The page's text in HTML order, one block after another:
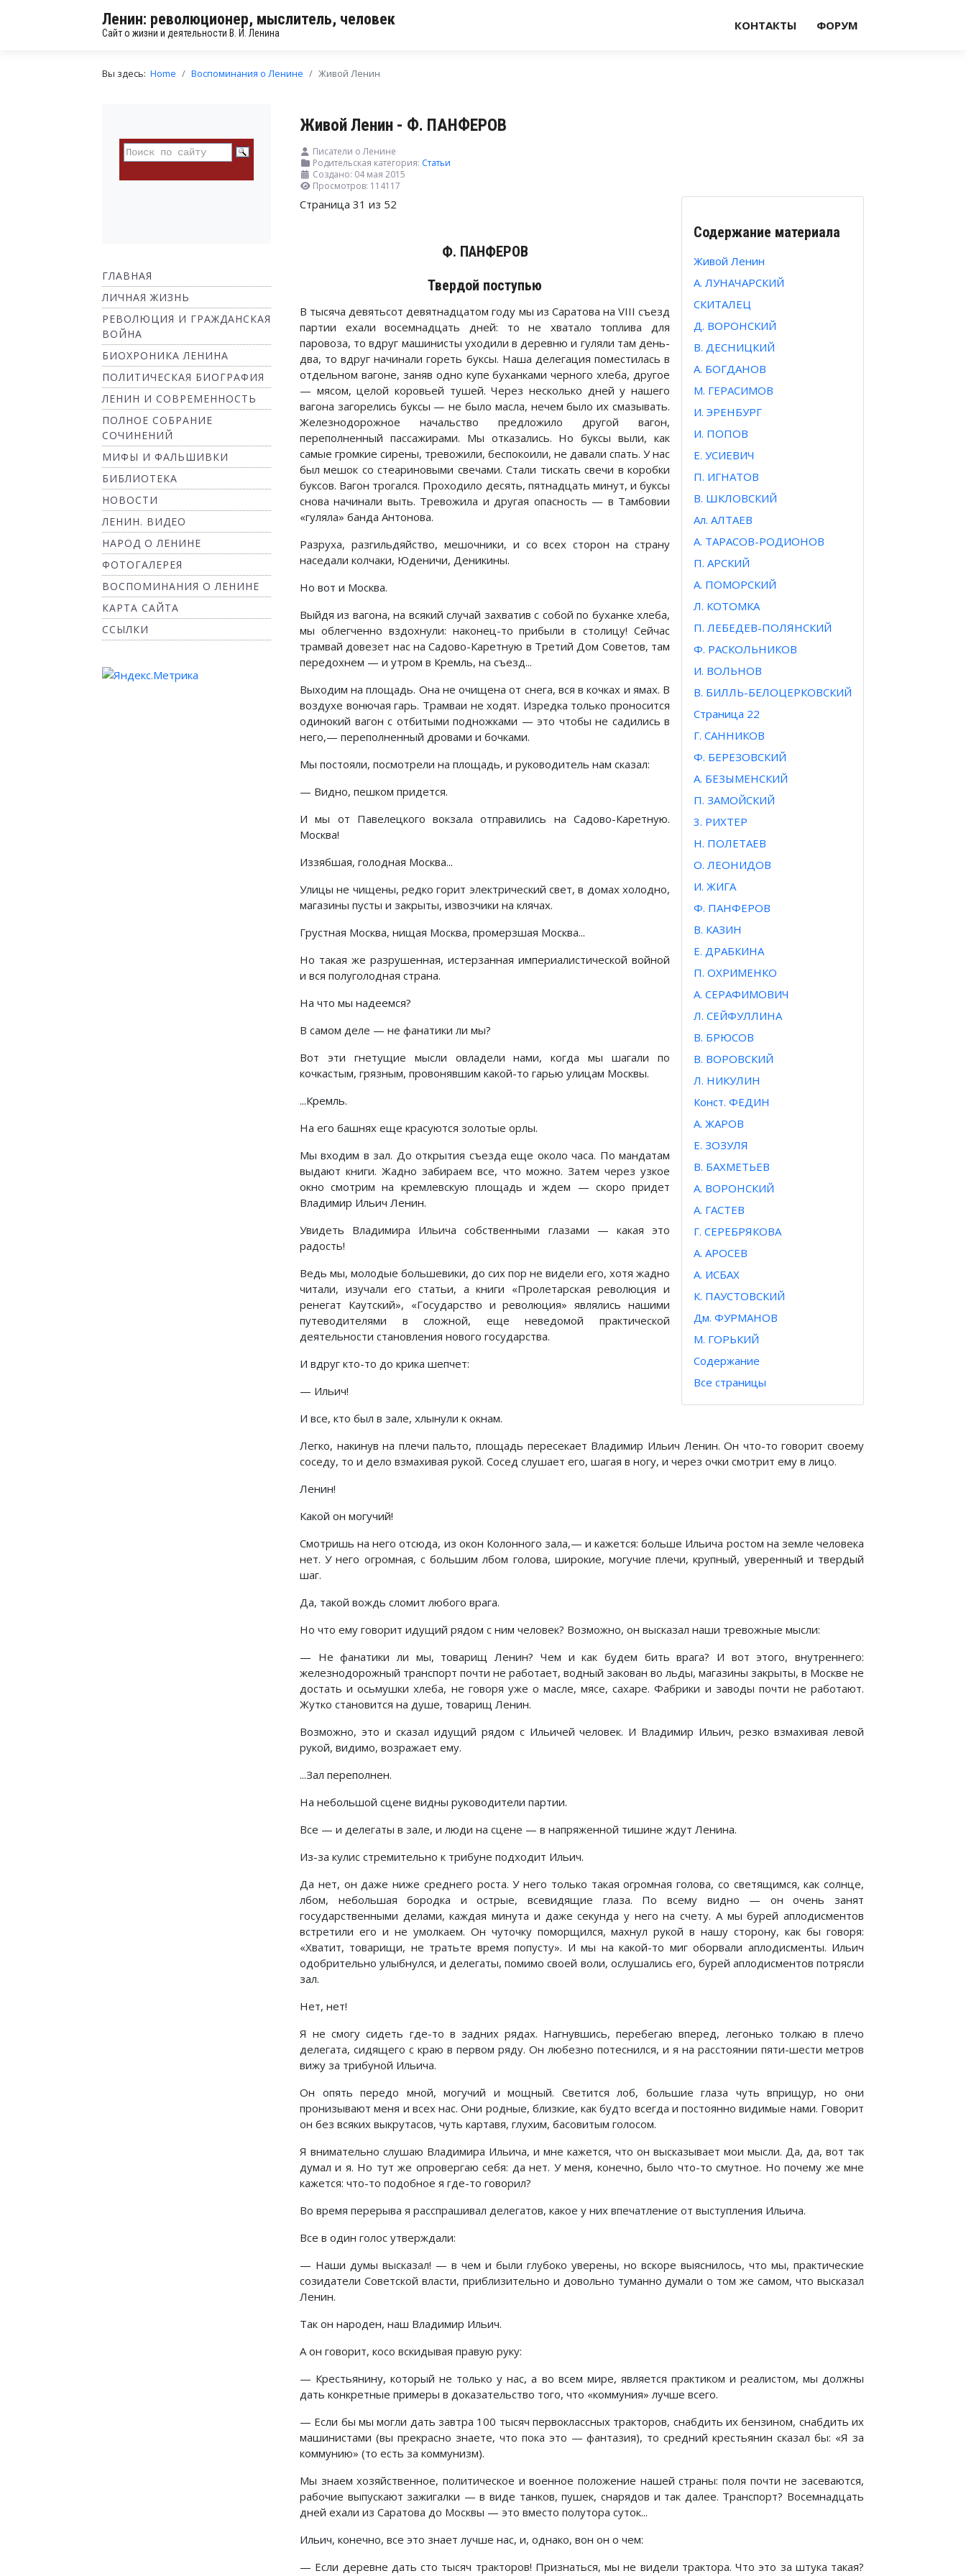
Ленин: революционер, мыслитель, человек
Сайт о жизни и деятельности В. И. Ленина
КОНТАКТЫ ФОРУМ
Вы здесь: Home Воспоминания о Ленине Живой Ленин
ГЛАВНАЯ
ЛИЧНАЯ ЖИЗНЬ
РЕВОЛЮЦИЯ И ГРАЖДАНСКАЯ
ВОЙНА
БИОХРОНИКА ЛЕНИНА
ПОЛИТИЧЕСКАЯ БИОГРАФИЯ
ЛЕНИН И СОВРЕМЕННОСТЬ
ПОЛНОЕ СОБРАНИЕ
СОЧИНЕНИЙ
МИФЫ И ФАЛЬШИВКИ
БИБЛИОТЕКА
НОВОСТИ
ЛЕНИН. ВИДЕО
НАРОД О ЛЕНИНЕ
ФОТОГАЛЕРЕЯ
ВОСПОМИНАНИЯ О ЛЕНИНЕ
КАРТА САЙТА
ССЫЛКИ
Живой Ленин - Ф. ПАНФЕРОВ
Писатели о Ленине
Родительская категория: Статьи
Создано: 04 мая 2015
Просмотров: 114117
Содержание материала
Живой Ленин
А. ЛУНАЧАРСКИЙ
СКИТАЛЕЦ
Д. ВОРОНСКИЙ
В. ДЕСНИЦКИЙ
А. БОГДАНОВ
М. ГЕРАСИМОВ
И. ЭРЕНБУРГ
И. ПОПОВ
Е. УСИЕВИЧ
П. ИГНАТОВ
В. ШКЛОВСКИЙ
Ал. АЛТАЕВ
А. ТАРАСОВ-РОДИОНОВ
П. АРСКИЙ
А. ПОМОРСКИЙ
Л. КОТОМКА
П. ЛЕБЕДЕВ-ПОЛЯНСКИЙ
Ф. РАСКОЛЬНИКОВ
И. ВОЛЬНОВ
В. БИЛЛЬ-БЕЛОЦЕРКОВСКИЙ
Страница 22
Г. САННИКОВ
Ф. БЕРЕЗОВСКИЙ
А. БЕЗЫМЕНСКИЙ
П. ЗАМОЙСКИЙ
3. РИХТЕР
Н. ПОЛЕТАЕВ
О. ЛЕОНИДОВ
И. ЖИГА
Ф. ПАНФЕРОВ
В. КАЗИН
Е. ДРАБКИНА
П. ОХРИМЕНКО
А. СЕРАФИМОВИЧ
Л. СЕЙФУЛЛИНА
В. БРЮСОВ
В. ВОРОВСКИЙ
Л. НИКУЛИН
Конст. ФЕДИН
А. ЖАРОВ
Е. ЗОЗУЛЯ
В. БАХМЕТЬЕВ
А. ВОРОНСКИЙ
А. ГАСТЕВ
Г. СЕРЕБРЯКОВА
A. APOCEB
А. ИСБАХ
К. ПАУСТОВСКИЙ
Дм. ФУРМАНОВ
М. ГОРЬКИЙ
Содержание
Все страницы
Страница 31 из 52
Ф. ПАНФЕРОВ
Твердой поступью
В тысяча девятьсот девятнадцатом году мы из Саратова на VIII съезд
партии ехали восемнадцать дней: то не хватало топлива для
паровоза, то вдруг машинисты уходили в деревню и гуляли там день-
два, то вдруг начинали гореть буксы. Наша делегация поместилась в
отдельном вагоне, заняв одно купе буханками черного хлеба, другое
— мясом, целой коровьей тушей. Через несколько дней у нашего
вагона загорелись буксы — не было масла, нечем было их смазывать.
Железнодорожное начальство предложило другой вагон,
переполненный пассажирами. Мы отказались. Но буксы выли, как
самые громкие сирены, тревожили, беспокоили, не давали спать. У нас
был мешок со стеариновыми свечами. Стали тискать свечи в коробки
буксов. Вагон трогался. Проходило десять, пятнадцать минут, и буксы
снова начинали выть. Тревожила и другая опасность — в Тамбовии
«гуляла» банда Антонова.
Разруха, разгильдяйство, мешочники, и со всех сторон на страну
наседали колчаки, Юденичи, Деникины.
Но вот и Москва.
Выйдя из вагона, на всякий случай захватив с собой по буханке хлеба,
мы облегченно вздохнули: наконец-то прибыли в столицу! Сейчас
трамвай довезет нас на Садово-Каретную в Третий Дом Советов, там
передохнем — и утром в Кремль, на съезд...
Выходим на площадь. Она не очищена от снега, вся в кочках и ямах. В
воздухе вонючая гарь. Трамваи не ходят. Изредка только проносится
одинокий вагон с отбитыми подножками — это чтобы не садились в
него,— переполненный дровами и бочками.
Мы постояли, посмотрели на площадь, и руководитель нам сказал:
— Видно, пешком придется.
И мы от Павелецкого вокзала отправились на Садово-Каретную.
Москва!
Иззябшая, голодная Москва...
Улицы не чищены, редко горит электрический свет, в домах холодно,
магазины пусты и закрыты, извозчики на клячах.
Грустная Москва, нищая Москва, промерзшая Москва...
Но такая же разрушенная, истерзанная империалистической войной
и вся полуголодная страна.
На что мы надеемся?
В самом деле — не фанатики ли мы?
Вот эти гнетущие мысли овладели нами, когда мы шагали по
кочкастым, грязным, провонявшим какой-то гарью улицам Москвы.
...Кремль.
На его башнях еще красуются золотые орлы.
Мы входим в зал. До открытия съезда еще около часа. По мандатам
выдают книги. Жадно забираем все, что можно. Затем через узкое
окно смотрим на кремлевскую площадь и ждем — скоро придет
Владимир Ильич Ленин.
Увидеть Владимира Ильича собственными глазами — какая это
радость!
Ведь мы, молодые большевики, до сих пор не видели его, хотя жадно
читали, изучали его статьи, а книги «Пролетарская революция и
ренегат Каутский», «Государство и революция» являлись нашими
путеводителями в сложной, еще неведомой практической
деятельности становления нового государства.
И вдруг кто-то до крика шепчет:
— Ильич!
И все, кто был в зале, хлынули к окнам.
Легко, накинув на плечи пальто, площадь пересекает Владимир Ильич Ленин. Он что-то говорит своему
соседу, то и дело взмахивая рукой. Сосед слушает его, шагая в ногу, и через очки смотрит ему в лицо.
Ленин!
Какой он могучий!
Смотришь на него отсюда, из окон Колонного зала,— и кажется: больше Ильича ростом на земле человека
нет. У него огромная, с большим лбом голова, широкие, могучие плечи, крупный, уверенный и твердый
шаг.
Да, такой вождь сломит любого врага.
Но что ему говорит идущий рядом с ним человек? Возможно, он высказал наши тревожные мысли:
— Не фанатики ли мы, товарищ Ленин? Чем и как будем бить врага? И вот этого, внутреннего:
железнодорожный транспорт почти не работает, водный закован во льды, магазины закрыты, в Москве не
достать и осьмушки хлеба, не говоря уже о масле, мясе, сахаре. Фабрики и заводы почти не работают.
Жутко становится на душе, товарищ Ленин.
Возможно, это и сказал идущий рядом с Ильичей человек. И Владимир Ильич, резко взмахивая левой
рукой, видимо, возражает ему.
...Зал переполнен.
На небольшой сцене видны руководители партии.
Все — и делегаты в зале, и люди на сцене — в напряженной тишине ждут Ленина.
Из-за кулис стремительно к трибуне подходит Ильич.
Да нет, он даже ниже среднего роста. У него только такая огромная голова, со светящимся, как солнце,
лбом, небольшая бородка и острые, всевидящие глаза. По всему видно — он очень занят
государственными делами, каждая минута и даже секунда у него на счету. А мы бурей аплодисментов
встретили его и не умолкаем. Он чуточку поморщился, махнул рукой в нашу сторону, как бы говоря:
«Хватит, товарищи, не тратьте время попусту». И мы на какой-то миг оборвали аплодисменты. Ильич
одобрительно улыбнулся, и делегаты, помимо своей воли, ослушались его, бурей аплодисментов потрясли
зал.
Нет, нет!
Я не смогу сидеть где-то в задних рядах. Нагнувшись, перебегаю вперед, легонько толкаю в плечо
делегата, сидящего с краю в первом ряду. Он любезно потеснился, и я на расстоянии пяти-шести метров
вижу за трибуной Ильича.
Он опять передо мной, могучий и мощный. Светится лоб, большие глаза чуть вприщур, но они
пронизывают меня и всех нас. Они родные, близкие, как будто всегда и постоянно видимые нами. Говорит
он без всяких выкрутасов, чуть картавя, глухим, басовитым голосом.
Я внимательно слушаю Владимира Ильича, и мне кажется, что он высказывает мои мысли. Да, да, вот так
думал и я. Но тут же опровергаю себя: да нет. У меня, конечно, было что-то смутное. Но почему же мне
кажется: что-то подобное я где-то говорил?
Во время перерыва я расспрашивал делегатов, какое у них впечатление от выступления Ильича.
Все в один голос утверждали:
— Наши думы высказал! — в чем и были глубоко уверены, но вскоре выяснилось, что мы, практические
созидатели Советской власти, приблизительно и довольно туманно думали о том же самом, что высказал
Ленин.
Так он народен, наш Владимир Ильич.
А он говорит, косо вскидывая правую руку:
— Крестьянину, который не только у нас, а во всем мире, является практиком и реалистом, мы должны
дать конкретные примеры в доказательство того, что «коммуния» лучше всего.
— Если бы мы могли дать завтра 100 тысяч первоклассных тракторов, снабдить их бензином, снабдить их
машинистами (вы прекрасно знаете, что пока это — фантазия), то средний крестьянин сказал бы: «Я за
коммунию» (то есть за коммунизм).
Мы знаем хозяйственное, политическое и военное положение нашей страны: поля почти не засеваются,
рабочие выпускают зажигалки — в виде танков, пушек, снарядов и так далее. Транспорт? Восемнадцать
дней ехали из Саратова до Москвы — это вместо полутора суток...
Ильич, конечно, все это знает лучше нас, и, однако, вон он о чем:
— Если деревне дать сто тысяч тракторов! Признаться, мы не видели трактора. Что это за штука такая?